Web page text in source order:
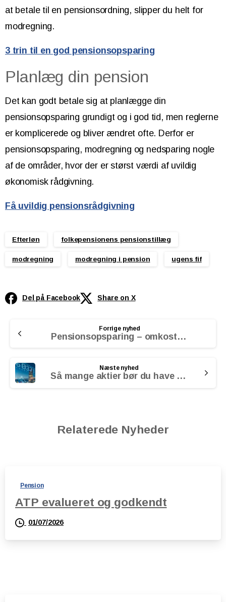
at betale til en pensionsordning, slipper du helt for
modregning.
3 trin til en god pensionsopsparing
Planlæg din pension
Det kan godt betale sig at planlægge din
pensionsopsparing grundigt og i god tid, men reglerne
er komplicerede og bliver ændret ofte. Derfor er
pensionsopsparing, modregning og nedsparing nogle
af de områder, hvor der er størst værdi af uvildig
økonomisk rådgivning.
Få uvildig pensionsrådgivning
Efterløn folkepensionens pensionstillæg
modregning modregning i pension ugens fif
Del på Facebook Share on X
Reading
Forrige nyhed
Pensionsopsparing – omkostninger er nøglen til et bedre afkast
Næste nyhed
Så mange aktier bør du have i din opsparing
Relaterede Nyheder
Pension
ATP evalueret og godkendt
01/07/2026